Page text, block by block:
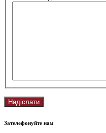
Зателефонуйте нам